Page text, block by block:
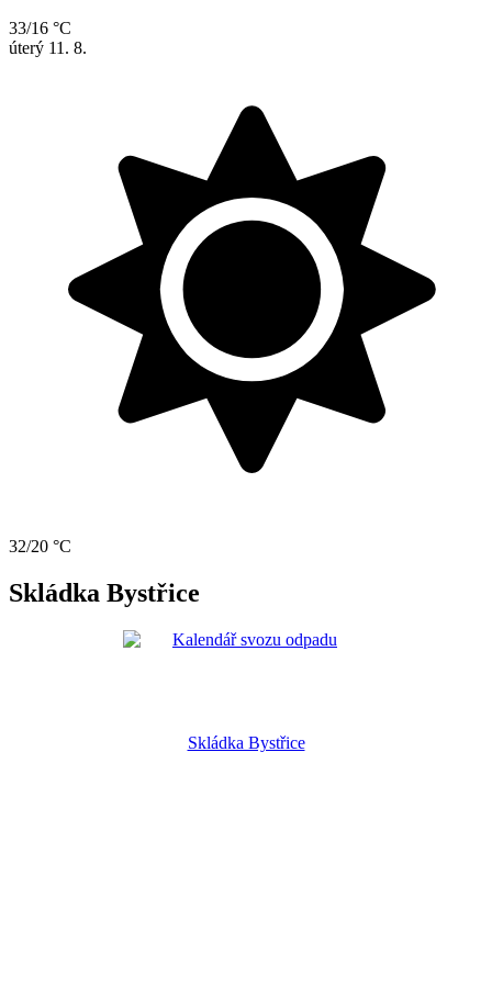
33/16 °C
úterý 11. 8.
32/20 °C
Skládka Bystřice
Skládka Bystřice